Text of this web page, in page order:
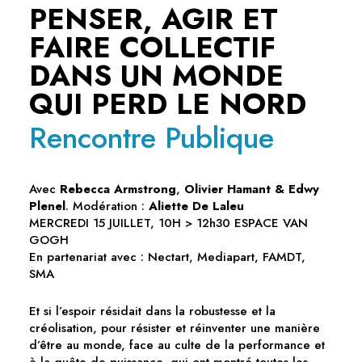
PENSER, AGIR ET
FAIRE COLLECTIF
DANS UN MONDE
QUI PERD LE NORD
Rencontre Publique
Avec Rebecca Armstrong, Olivier Hamant & Edwy
Plenel. Modération : Aliette De Laleu
MERCREDI 15 JUILLET, 10H > 12h30 ESPACE VAN
GOGH
En partenariat avec : Nectart, Mediapart, FAMDT,
SMA
Et si l’espoir résidait dans la robustesse et la
créolisation, pour résister et réinventer une manière
d’être au monde, face au culte de la performance et